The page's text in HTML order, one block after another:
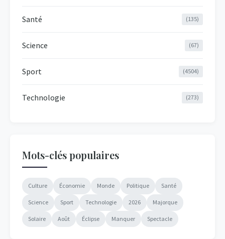
Santé (135)
Science (67)
Sport (4504)
Technologie (273)
Mots-clés populaires
Culture Économie Monde Politique Santé
Science Sport Technologie 2026 Majorque
Solaire Août Éclipse Manquer Spectacle